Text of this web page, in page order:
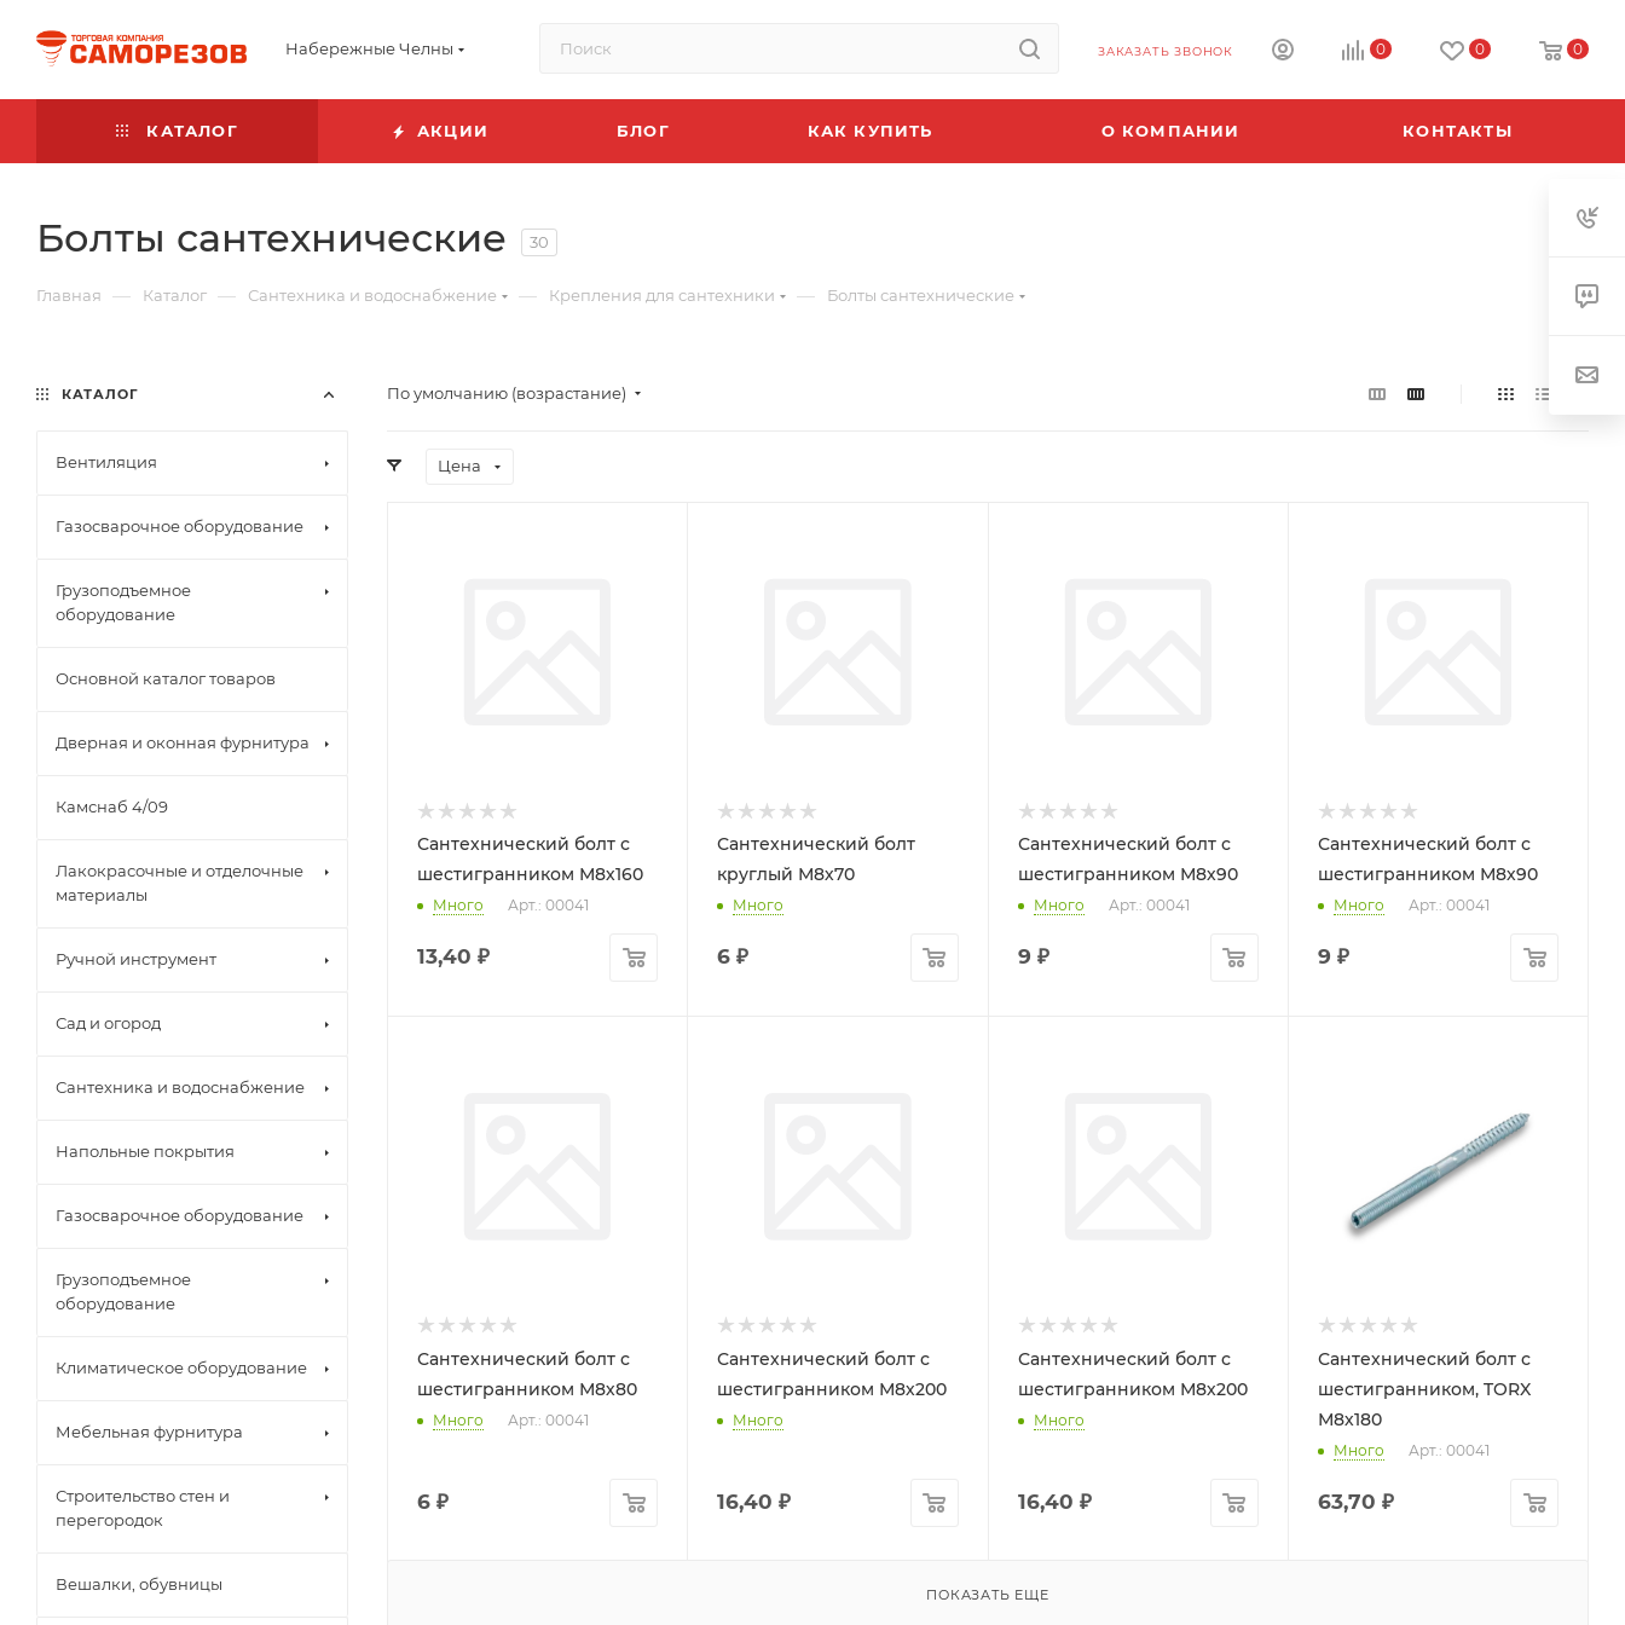
Набережные Челны ЗАКАЗАТЬ ЗВОНОК 0 0 0
КАТАЛОГ АКЦИИ БЛОГ КАК КУПИТЬ О КОМПАНИИ КОНТАКТЫ
Болты сантехнические 30
Главная — Каталог — Сантехника и водоснабжение — Крепления для сантехники — Болты сантехнические
По умолчанию (возрастание)
Цена
Сантехнический болт с
шестигранником М8х160
Много Арт.: 00041
13,40 ₽
Сантехнический болт
круглый М8х70
Много
6 ₽
Сантехнический болт с
шестигранником М8х90
Много Арт.: 00041
9 ₽
Сантехнический болт с
шестигранником М8х90
Много Арт.: 00041
9 ₽
Сантехнический болт с
шестигранником М8х80
Много Арт.: 00041
6 ₽
Сантехнический болт с
шестигранником М8х200
Много
16,40 ₽
Сантехнический болт с
шестигранником М8х200
Много
16,40 ₽
Сантехнический болт с
шестигранником, TORX
М8х180
Много Арт.: 00041
63,70 ₽
ПОКАЗАТЬ ЕЩЕ
КАТАЛОГ
Вентиляция
Газосварочное оборудование
Грузоподъемное
оборудование
Основной каталог товаров
Дверная и оконная фурнитура
Камснаб 4/09
Лакокрасочные и отделочные
материалы
Ручной инструмент
Сад и огород
Сантехника и водоснабжение
Напольные покрытия
Газосварочное оборудование
Грузоподъемное
оборудование
Климатическое оборудование
Мебельная фурнитура
Строительство стен и
перегородок
Вешалки, обувницы